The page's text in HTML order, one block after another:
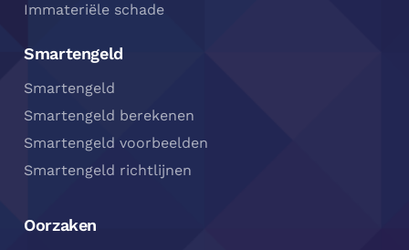
Immateriële schade
Smartengeld
Smartengeld
Smartengeld berekenen
Smartengeld voorbeelden
Smartengeld richtlijnen
Oorzaken